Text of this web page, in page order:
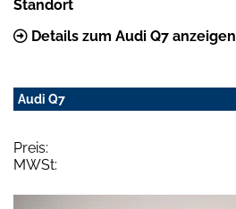
Standort
Details zum Audi Q7 anzeigen
Audi Q7
Preis:
MWSt: